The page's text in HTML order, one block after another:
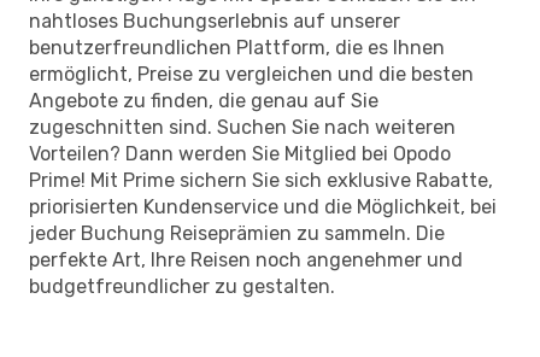
nahtloses Buchungserlebnis auf unserer
benutzerfreundlichen Plattform, die es Ihnen
ermöglicht, Preise zu vergleichen und die besten
Angebote zu finden, die genau auf Sie
zugeschnitten sind. Suchen Sie nach weiteren
Vorteilen? Dann werden Sie Mitglied bei Opodo
Prime! Mit Prime sichern Sie sich exklusive Rabatte,
priorisierten Kundenservice und die Möglichkeit, bei
jeder Buchung Reiseprämien zu sammeln. Die
perfekte Art, Ihre Reisen noch angenehmer und
budgetfreundlicher zu gestalten.